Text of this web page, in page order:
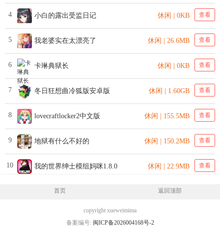
4 小白的露出受监日记 休闲 | 0KB 查看
5 我老婆实在太漂亮了 休闲 | 26.6MB 查看
6 卡琳典狱长 休闲 | 0KB 查看
7 冬日狂想曲冷狐版安卓版 休闲 | 1.60GB 查看
8 lovecraftlocker2中文版 休闲 | 155.5MB 查看
9 地狱有什么不好的 休闲 | 150.2MB 查看
10 我的世界绅士模组妈咪1.8.0 休闲 | 22.9MB 查看
首页 返回顶部
copyright xueweimima
备案编号: 闽ICP备2026004168号-2